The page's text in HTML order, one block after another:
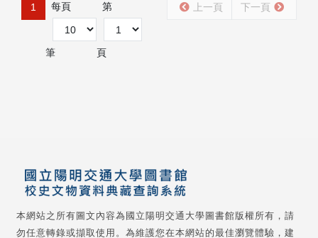
1 每頁
筆
第
頁
上一頁 下一頁
本網站之所有圖文內容為國立陽明交通大學圖書館版權所有，請
勿任意轉錄或擷取使用。為維護您在本網站的最佳瀏覽體驗，建